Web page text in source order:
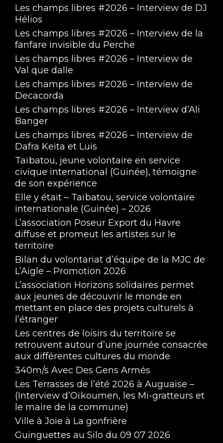
Les champs libres #2026 – Interview de DJ
Hélios
Les champs libres #2026 – Interview de la
fanfare invisible du Perche
Les champs libres #2026 – Interview de
Val que dalle
Les champs libres #2026 – Interview de
Decacorda
Les champs libres #2026 – Interview d’Ali
Banger
Les champs libres #2026 – Interview de
Dafra Keita et Luis
Taïbatou, jeune volontaire en service
civique international (Guinée), témoigne
de son expérience
Elle y était – Taïbatou, service volontaire
internationale (Guinée) – 2026
L’association Poseur Export du Havre
diffuse et promeut les artistes sur le
territoire
Bilan du volontariat d’équipe de la MJC de
L’Aigle – Promotion 2026
L’association Horizons solidaires permet
aux jeunes de découvrir le monde en
mettant en place des projets culturels à
l’étranger
Les centres de loisirs du territoire se
retrouvent autour d’une journée consacrée
aux différentes cultures du monde
340m/s Avec Des Gens Armés
Les Terrasses de l’été 2026 à Auguaise –
(Interview d’Oïkoumen, les Mi-gratteurs et
le maire de la commune)
Ville à Joie à La gonfrière
Guinguettes au Silo du 09 07 2026